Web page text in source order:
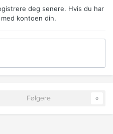
deg senere. Hvis du har
kontoen din.
Følgere 0